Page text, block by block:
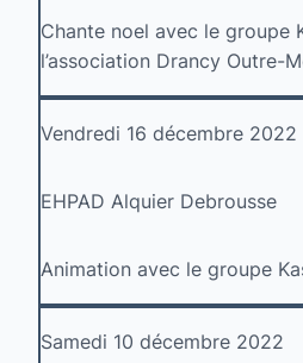
Chante noel avec le groupe
l’association Drancy Outre-
Vendredi 16 décembre 2022
EHPAD Alquier Debrousse
Animation avec le groupe
Samedi 10 décembre 2022